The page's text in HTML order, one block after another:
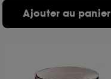
Ajouter au panier